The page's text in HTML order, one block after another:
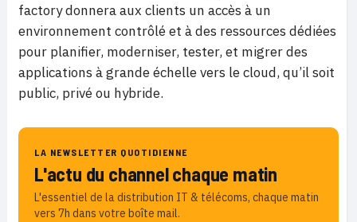
factory donnera aux clients un accès à un
environnement contrôlé et à des ressources dédiées
pour planifier, moderniser, tester, et migrer des
applications à grande échelle vers le cloud, qu’il soit
public, privé ou hybride.
LA NEWSLETTER QUOTIDIENNE
L'actu du channel chaque matin
L'essentiel de la distribution IT & télécoms, chaque matin
vers 7h dans votre boîte mail.